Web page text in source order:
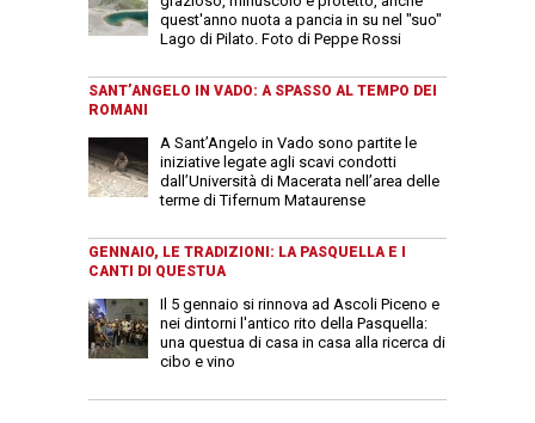
quest'anno nuota a pancia in su nel "suo"
Lago di Pilato. Foto di Peppe Rossi
SANT’ANGELO IN VADO: A SPASSO AL TEMPO DEI
ROMANI
A Sant’Angelo in Vado sono partite le
iniziative legate agli scavi condotti
dall’Università di Macerata nell’area delle
terme di Tifernum Mataurense
GENNAIO, LE TRADIZIONI: LA PASQUELLA E I
CANTI DI QUESTUA
Il 5 gennaio si rinnova ad Ascoli Piceno e
nei dintorni l'antico rito della Pasquella:
una questua di casa in casa alla ricerca di
cibo e vino